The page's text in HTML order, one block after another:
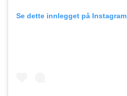
Se dette innlegget på Instagram